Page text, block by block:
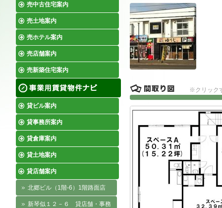
売中古住宅案内
売土地案内
売ホテル案内
売店舗案内
売新築住宅案内
貸ビル案内
貸事務所案内
貸倉庫案内
貸土地案内
貸店舗案内
北郷ビル（1階-6）1階路面店
新琴似１２－６ 貸店舗・事務
※クリック